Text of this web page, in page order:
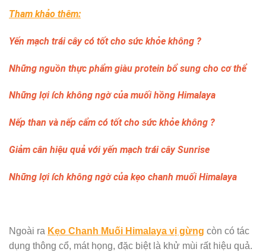
Tham khảo thêm:
Yến mạch trái cây có tốt cho sức khỏe không ?
Những nguồn thực phẩm giàu protein bổ sung cho cơ thể
Những lợi ích không ngờ của muối hồng Himalaya
Nếp than và nếp cẩm có tốt cho sức khỏe không ?
Giảm cân hiệu quả với yến mạch trái cây Sunrise
Những lợi ích không ngờ của kẹo chanh muối Himalaya
Ngoài ra Kẹo Chanh Muối Himalaya vị gừng còn có tác
dụng thông cổ, mát họng, đặc biệt là khử mùi rất hiệu quả.